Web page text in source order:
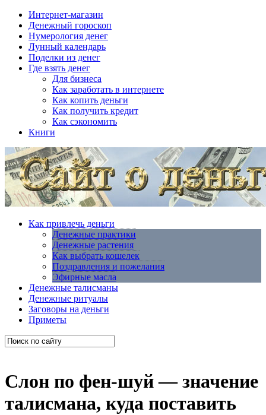
Интернет-магазин
Денежный гороскоп
Нумерология денег
Лунный календарь
Поделки из денег
Где взять денег
Для бизнеса
Как заработать в интернете
Как копить деньги
Как получить кредит
Как сэкономить
Книги
Как привлечь деньги
Денежные практики
Денежные растения
Как выбрать кошелек
Поздравления и пожелания
Эфирные масла
Денежные талисманы
Денежные ритуалы
Заговоры на деньги
Приметы
Слон по фен-шуй — значение
талисмана, куда поставить